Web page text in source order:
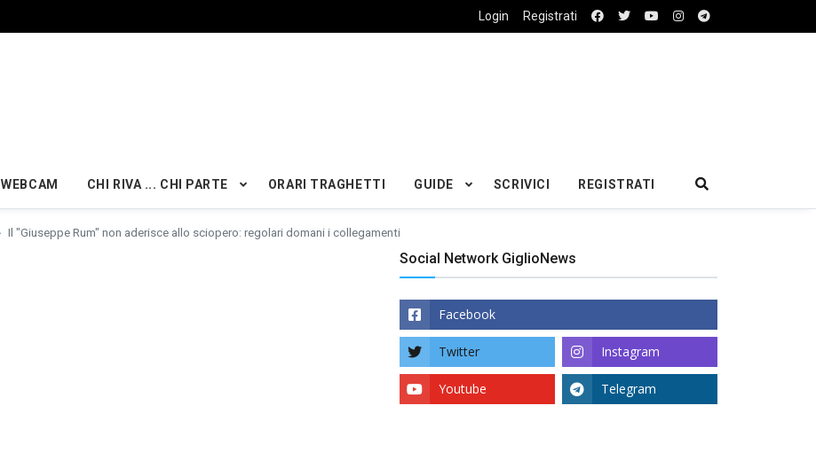
Login Registrati
WEBCAM CHI RIVA ... CHI PARTE ORARI TRAGHETTI GUIDE SCRIVICI REGISTRATI
Il "Giuseppe Rum" non aderisce allo sciopero: regolari domani i collegamenti
Social Network GiglioNews
Facebook
Twitter Instagram
Youtube Telegram